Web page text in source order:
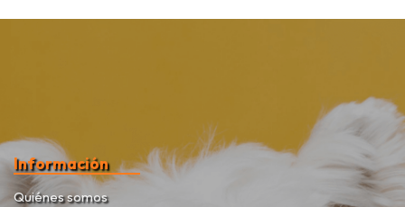
Información
Quiénes somos